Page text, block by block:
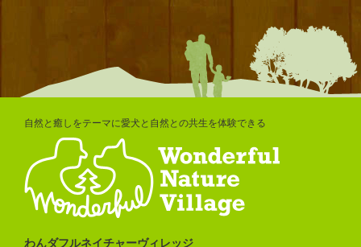
自然と癒しをテーマに愛犬と自然との共生を体験できる
わんダフルネイチャーヴィレッジ